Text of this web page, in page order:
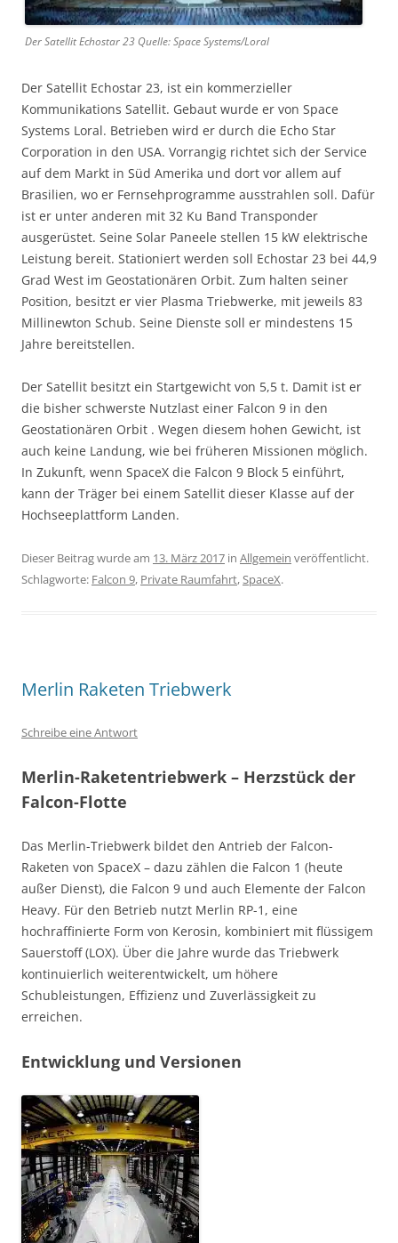
Der Satellit Echostar 23 Quelle: Space Systems/Loral
Der Satellit Echostar 23, ist ein kommerzieller
Kommunikations Satellit. Gebaut wurde er von Space
Systems Loral. Betrieben wird er durch die Echo Star
Corporation in den USA. Vorrangig richtet sich der Service
auf dem Markt in Süd Amerika und dort vor allem auf
Brasilien, wo er Fernsehprogramme ausstrahlen soll. Dafür
ist er unter anderen mit 32 Ku Band Transponder
ausgerüstet. Seine Solar Paneele stellen 15 kW elektrische
Leistung bereit. Stationiert werden soll Echostar 23 bei 44,9
Grad West im Geostationären Orbit. Zum halten seiner
Position, besitzt er vier Plasma Triebwerke, mit jeweils 83
Millinewton Schub. Seine Dienste soll er mindestens 15
Jahre bereitstellen.
Der Satellit besitzt ein Startgewicht von 5,5 t. Damit ist er
die bisher schwerste Nutzlast einer Falcon 9 in den
Geostationären Orbit . Wegen diesem hohen Gewicht, ist
auch keine Landung, wie bei früheren Missionen möglich.
In Zukunft, wenn SpaceX die Falcon 9 Block 5 einführt,
kann der Träger bei einem Satellit dieser Klasse auf der
Hochseeplattform Landen.
Dieser Beitrag wurde am 13. März 2017 in Allgemein veröffentlicht.
Schlagworte: Falcon 9, Private Raumfahrt,SpaceX.
Merlin Raketen Triebwerk
Schreibe eine Antwort
Merlin-Raketentriebwerk – Herzstück der
Falcon-Flotte
Das Merlin-Triebwerk bildet den Antrieb der Falcon-
Raketen von SpaceX – dazu zählen die Falcon 1 (heute
außer Dienst), die Falcon 9 und auch Elemente der Falcon
Heavy. Für den Betrieb nutzt Merlin RP-1, eine
hochraffinierte Form von Kerosin, kombiniert mit flüssigem
Sauerstoff (LOX). Über die Jahre wurde das Triebwerk
kontinuierlich weiterentwickelt, um höhere
Schubleistungen, Effizienz und Zuverlässigkeit zu
erreichen.
Entwicklung und Versionen